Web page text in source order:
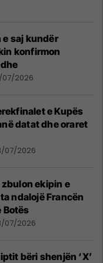
e saj kundër
konfirmon
07/2026
e Kupës
datat dhe oraret
07/2026
ekipin e
ndalojë Francën
Botës
07/2026
bëri shenjën ‘X’